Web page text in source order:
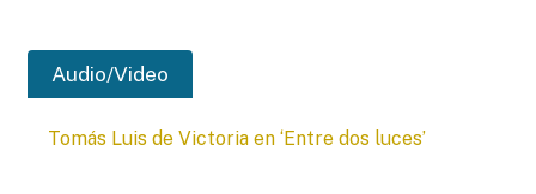
Audio/Video
Tomás Luis de Victoria en ‘Entre dos luces’